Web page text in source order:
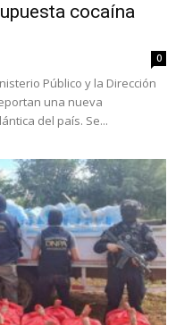
cocaína
0
Público y la Dirección
una nueva
del país. Se...